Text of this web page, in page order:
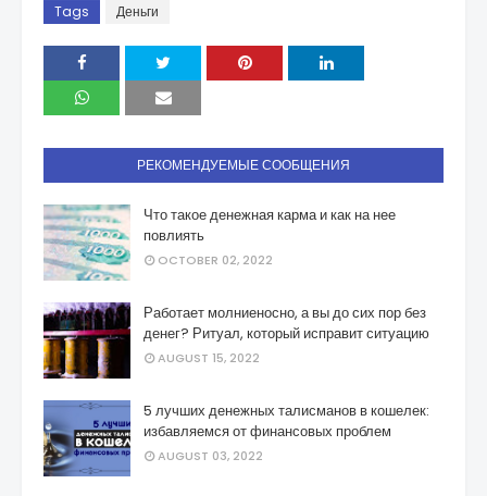
Tags Деньги
РЕКОМЕНДУЕМЫЕ СООБЩЕНИЯ
Что такое денежная карма и как на нее
повлиять
OCTOBER 02, 2022
Работает молниеносно, а вы до сих пор без
денег? Ритуал, который исправит ситуацию
AUGUST 15, 2022
5 лучших денежных талисманов в кошелек:
избавляемся от финансовых проблем
AUGUST 03, 2022